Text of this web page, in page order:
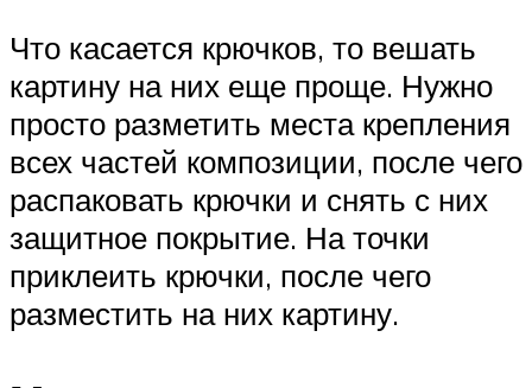
Что касается крючков, то вешать
картину на них еще проще. Нужно
просто разметить места крепления
всех частей композиции, после чего
распаковать крючки и снять с них
защитное покрытие. На точки
приклеить крючки, после чего
разместить на них картину.